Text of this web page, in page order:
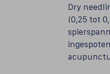
Dry
(0,25 tot